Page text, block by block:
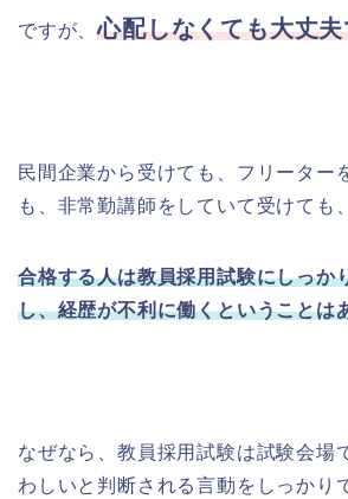
ですが、心配しなくても大丈
民間企業から受けても、フリーター
も、非常勤講師をしていて受けても、
合格する人は教員採用試験にしっか
し、経歴が不利に働くということは
なぜなら、教員採用試験は試験会場
わしいと判断される言動をしっかり